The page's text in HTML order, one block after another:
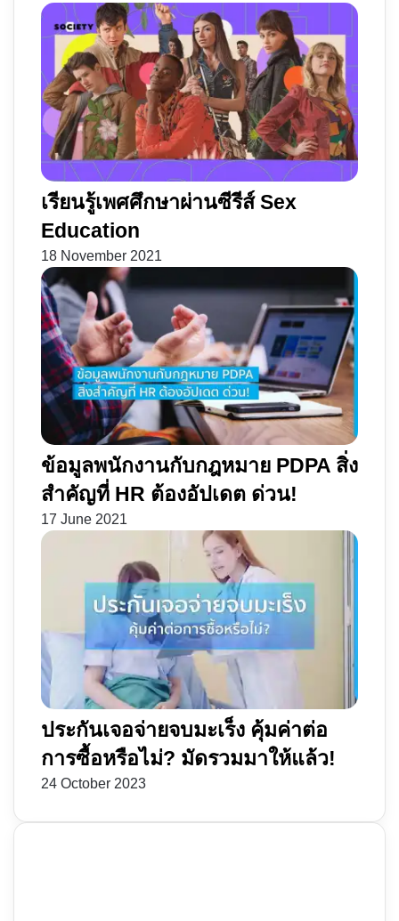
เรียนรู้เพศศึกษาผ่านซีรีส์ Sex
Education
18 November 2021
ข้อมูลพนักงานกับกฎหมาย PDPA สิ่ง
สำคัญที่ HR ต้องอัปเดต ด่วน!
17 June 2021
ประกันเจอจ่ายจบมะเร็ง คุ้มค่าต่อ
การซื้อหรือไม่? มัดรวมมาให้แล้ว!
24 October 2023